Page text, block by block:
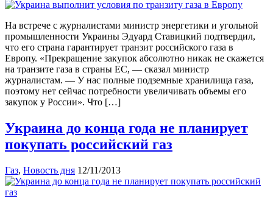
На встрече с журналистами министр энергетики и угольной
промышленности Украины Эдуард Ставицкий подтвердил,
что его страна гарантирует транзит российского газа в
Европу. «Прекращение закупок абсолютно никак не скажется
на транзите газа в страны ЕС, — сказал министр
журналистам. — У нас полные подземные хранилища газа,
поэтому нет сейчас потребности увеличивать объемы его
закупок у России». Что […]
Украина до конца года не планирует
покупать российский газ
Газ, Новость дня 12/11/2013